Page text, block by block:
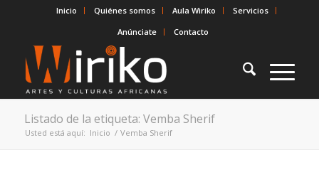
Inicio Quiénes somos Aula Wiriko
Servicios
Anúnciate
Contacto
Listado de la etiqueta: Vemba Sherif
Usted está aquí: Inicio / Vemba Sherif